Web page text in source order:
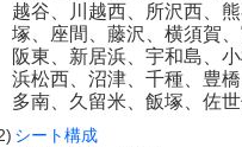
越谷、川越西、所沢西、
塚、座間、藤沢、横須賀
阪東、新居浜、宇和島、
浜松西、沼津、千種、豊
多南、久留米、飯塚、佐
シート構成